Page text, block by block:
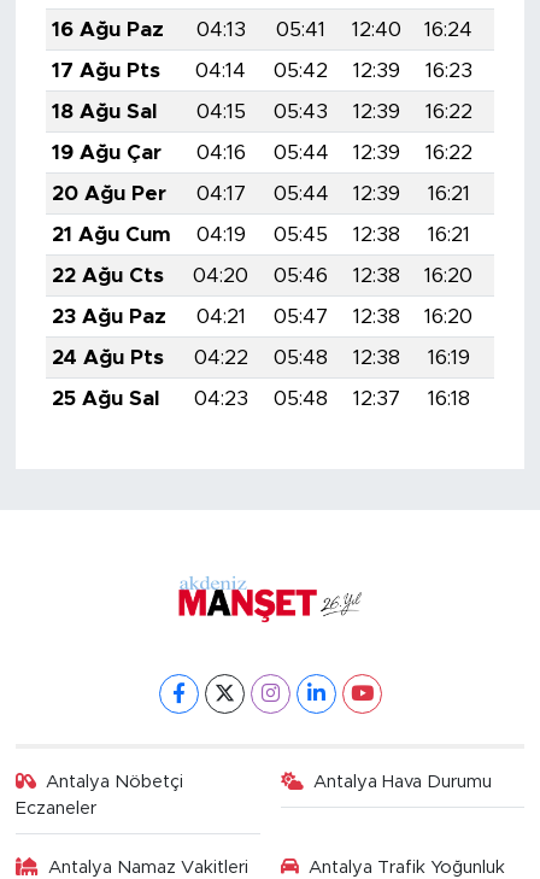
16 Ağu Paz
04:13 05:41 12:40 16:24
17 Ağu Pts
04:14 05:42 12:39 16:23
18 Ağu Sal
04:15 05:43 12:39 16:22
19 Ağu Çar
04:16 05:44 12:39 16:22
20 Ağu Per
04:17 05:44 12:39 16:21
21 Ağu Cum
04:19 05:45 12:38 16:21
22 Ağu Cts
04:20 05:46 12:38 16:20
23 Ağu Paz
04:21 05:47 12:38 16:20
24 Ağu Pts
04:22 05:48 12:38 16:19
25 Ağu Sal
04:23 05:48 12:37 16:18
Antalya Nöbetçi
Eczaneler
Antalya Hava Durumu
Antalya Namaz Vakitleri Antalya Trafik Yoğunluk